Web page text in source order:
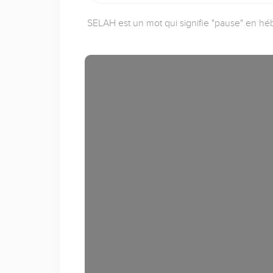
SELAH est un mot qui signifie "pause" en